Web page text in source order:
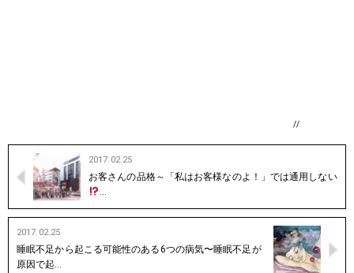
//
2017.02.25
お客さんの品格～「私はお客様なのよ！」では通用しない
2017.02.25
睡眠不足から起こる可能性のある6つの病気〜睡眠不足が
原因で起…